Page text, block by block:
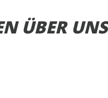
ÜBER UNS